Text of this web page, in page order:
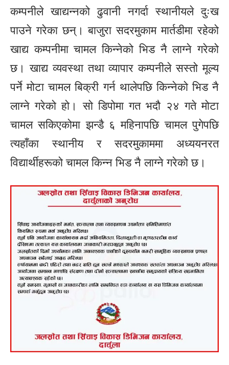
कम्पनीले खाद्यन्नको ढुवानी नगर्दा स्थानीयले दुःख
पाउने गरेका छन्। बाजुरा सदरमुकाम मार्तडीमा रहेको
खाद्य कम्पनीमा चामल किन्नेको भिड नै लाग्ने गरेको
छ। खाद्य व्यवस्था तथा व्यापार कम्पनीले सस्तो मूल्य
पर्ने मोटा चामल बिक्री गर्न थालेपछि किन्नेको भिड नै
लाग्ने गरेको हो। सो डिपोमा गत भदौ २४ गते मोटा
चामल सकिएकोमा झन्डै ६ महिनापछि चामल पुगेपछि
त्यहाँका स्थानीय र सदरमुकाममा अध्ययनरत
विद्यार्थीहरूको चामल किन्न भिड नै लाग्ने गरेको छ।